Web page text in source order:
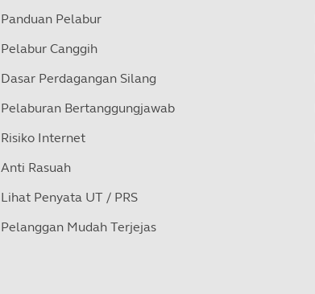
Panduan Pelabur
Pelabur Canggih
Dasar Perdagangan Silang
Pelaburan Bertanggungjawab
Risiko Internet
Anti Rasuah
Lihat Penyata UT / PRS
Pelanggan Mudah Terjejas